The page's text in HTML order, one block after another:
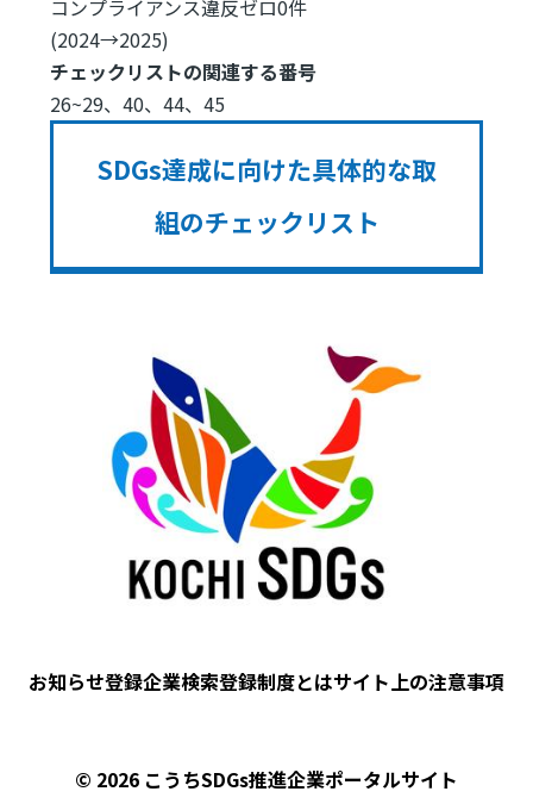
コンプライアンス違反ゼロ0件
(2024→2025)
チェックリストの関連する番号
26~29、40、44、45
SDGs達成に向けた具体的な取
組のチェックリスト
お知らせ登録企業検索登録制度とはサイト上の注意事項
© 2026 こうちSDGs推進企業ポータルサイト